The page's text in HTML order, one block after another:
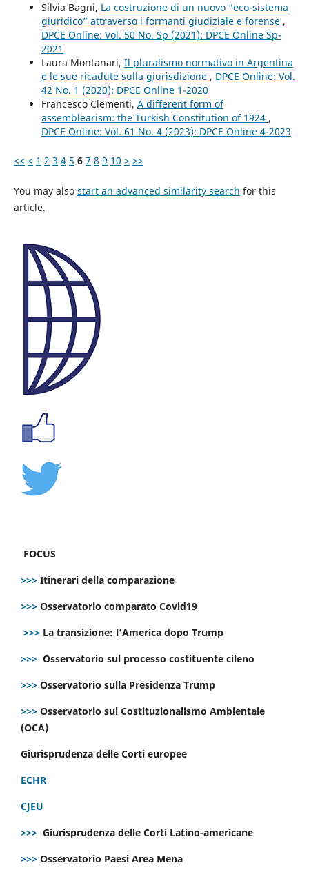
Silvia Bagni, La costruzione di un nuovo “eco-sistema
giuridico” attraverso i formanti giudiziale e forense ,
DPCE Online: Vol. 50 No. Sp (2021): DPCE Online Sp-
2021
Laura Montanari, Il pluralismo normativo in Argentina
e le sue ricadute sulla giurisdizione , DPCE Online: Vol.
42 No. 1 (2020): DPCE Online 1-2020
Francesco Clementi, A different form of
assemblearism: the Turkish Constitution of 1924 ,
DPCE Online: Vol. 61 No. 4 (2023): DPCE Online 4-2023
<< < 1 2 3 4 5 6 7 8 9 10 > >>
You may also start an advanced similarity search for this
article.
FOCUS
>>> Itinerari della comparazione
>>> Osservatorio comparato Covid19
>>> La transizione: l’America dopo Trump
>>> Osservatorio sul processo costituente cileno
>>> Osservatorio sulla Presidenza Trump
>>> Osservatorio sul Costituzionalismo Ambientale
(OCA)
Giurisprudenza delle Corti europee
ECHR
CJEU
>>> Giurisprudenza delle Corti Latino-americane
>>> Osservatorio Paesi Area Mena